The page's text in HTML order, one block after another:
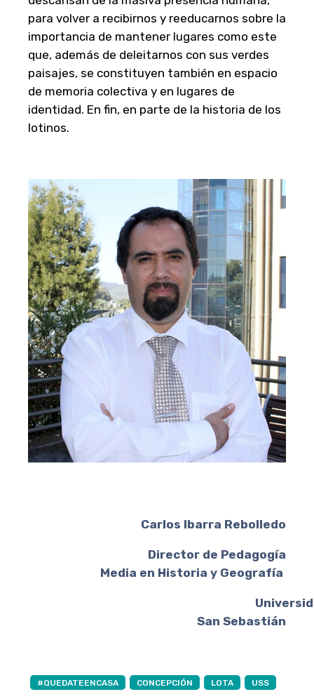
para volver a recibirnos y reeducarnos sobre la
importancia de mantener lugares como este
que, además de deleitarnos con sus verdes
paisajes, se constituyen también en espacio
de memoria colectiva y en lugares de
identidad. En fin, en parte de la historia de los
lotinos.
Carlos Ibarra Rebolledo
Director de Pedagogía
Media en Historia y Geografía
San Sebastián
#QUEDATEENCASA CONCEPCIÓN LOTA USS